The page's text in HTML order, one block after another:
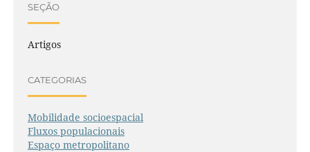
SEÇÃO
Artigos
CATEGORIAS
Mobilidade socioespacial
Fluxos populacionais
Espaço metropolitano